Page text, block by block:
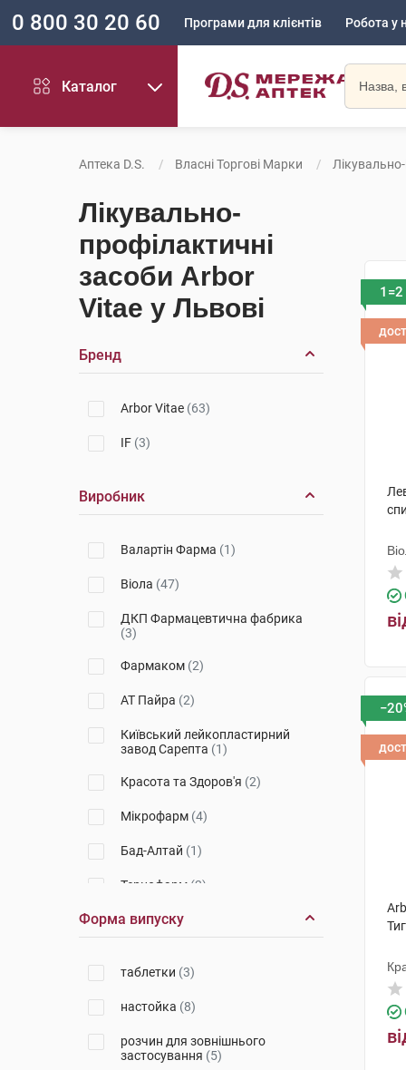
0 800 30 20 60 Програми для клієнтів Робота у
Каталог
Аптека D.S. Власні Торгові Марки
Лікувально-
профілактичні
засоби Arbor
Vitae у Львові
Бренд
Arbor Vitae (63)
IF (3)
Виробник
Валартін Фарма (1)
Віола (47)
ДКП Фармацевтична фабрика
(3)
Фармаком (2)
АТ Пайра (2)
Київський лейкопластирний
завод Сарепта (1)
Красота та Здоров'я (2)
Мікрофарм (4)
Бад-Алтай (1)
Тернофарм (2)
Вітаміни(1)
Форма випуску
таблетки (3)
настойка (8)
розчин для зовнішнього
застосування (5)
1=2